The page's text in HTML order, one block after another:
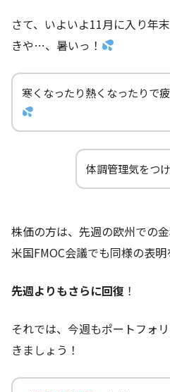
さて、いよいよ11月に入り年
きや…、暑いっ！
寒くなったり熱くなったりで
体調管理気をつ
株価の方は、先週の欧州での
米国FMOC会議でも同様の表
先週よりもさらに回復 ！
それでは、今週もポートフォ
きましょう！